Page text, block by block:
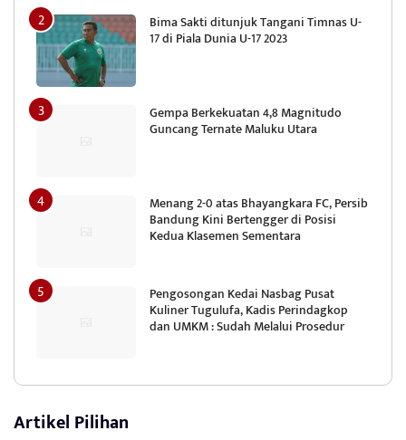
Bima Sakti ditunjuk Tangani Timnas U-
17 di Piala Dunia U-17 2023
Gempa Berkekuatan 4,8 Magnitudo
Guncang Ternate Maluku Utara
Menang 2-0 atas Bhayangkara FC, Persib
Bandung Kini Bertengger di Posisi
Kedua Klasemen Sementara
Pengosongan Kedai Nasbag Pusat
Kuliner Tugulufa, Kadis Perindagkop
dan UMKM : Sudah Melalui Prosedur
Artikel Pilihan